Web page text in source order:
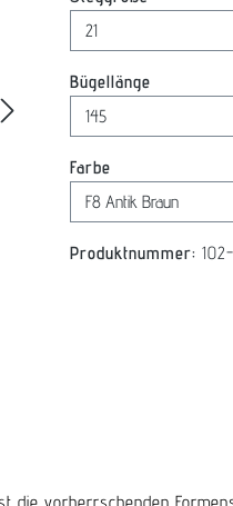
Bügellänge
Farbe
Produktnummer: